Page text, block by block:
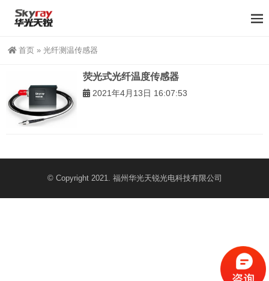
首页 » 光纤测温传感器
荧光式光纤温度传感器
2021年4月13日 16:07:53
© Copyright 2021. 福州华光天锐光电科技有限公司